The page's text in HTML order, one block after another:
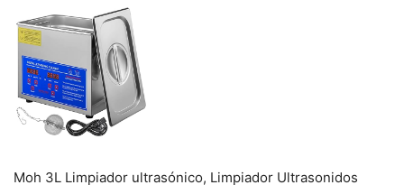
Moh 3L Limpiador ultrasónico, Limpiador Ultrasonidos